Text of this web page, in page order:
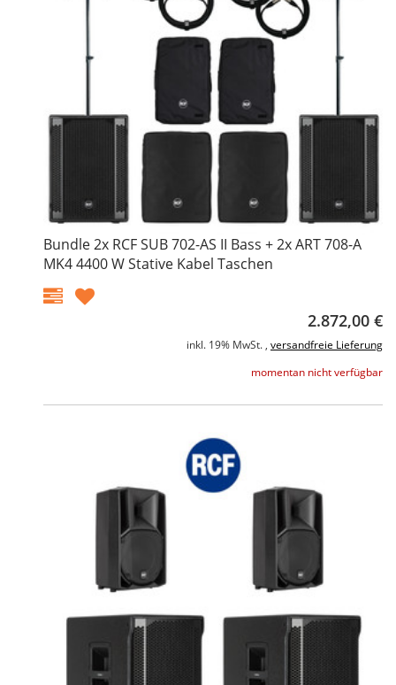
Bundle 2x RCF SUB 702-AS II Bass + 2x ART 708-A
MK4 4400 W Stative Kabel Taschen
2.872,00 €
inkl. 19% MwSt. , versandfreie Lieferung
momentan nicht verfügbar